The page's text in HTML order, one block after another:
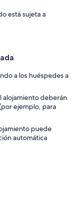
está sujeta a
a los huéspedes a
alojamiento deberán
ejemplo, para
puede
automática